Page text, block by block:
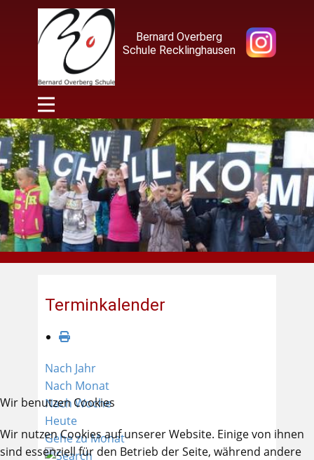
Bernard Overberg
Schule Recklinghausen
Terminkalender
Nach Jahr
Nach Monat
Nach Woche
Heute
Gehe zu Monat
Wir benutzen Cookies
Wir nutzen Cookies auf unserer Website. Einige von ihnen
sind essenziell für den Betrieb der Seite, während andere